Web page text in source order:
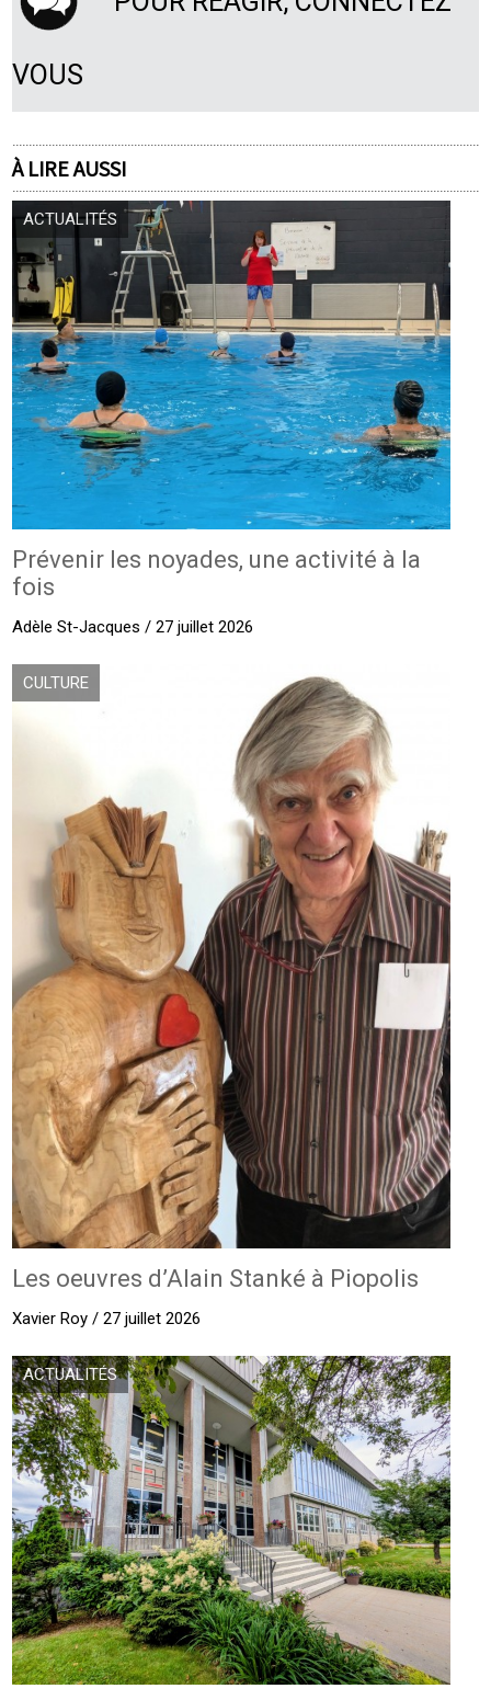
VOUS
À LIRE AUSSI
ACTUALITÉS
Prévenir les noyades, une activité à la
fois
Adèle St-Jacques / 27 juillet 2026
CULTURE
Les oeuvres d’Alain Stanké à Piopolis
Xavier Roy / 27 juillet 2026
ACTUALITÉS